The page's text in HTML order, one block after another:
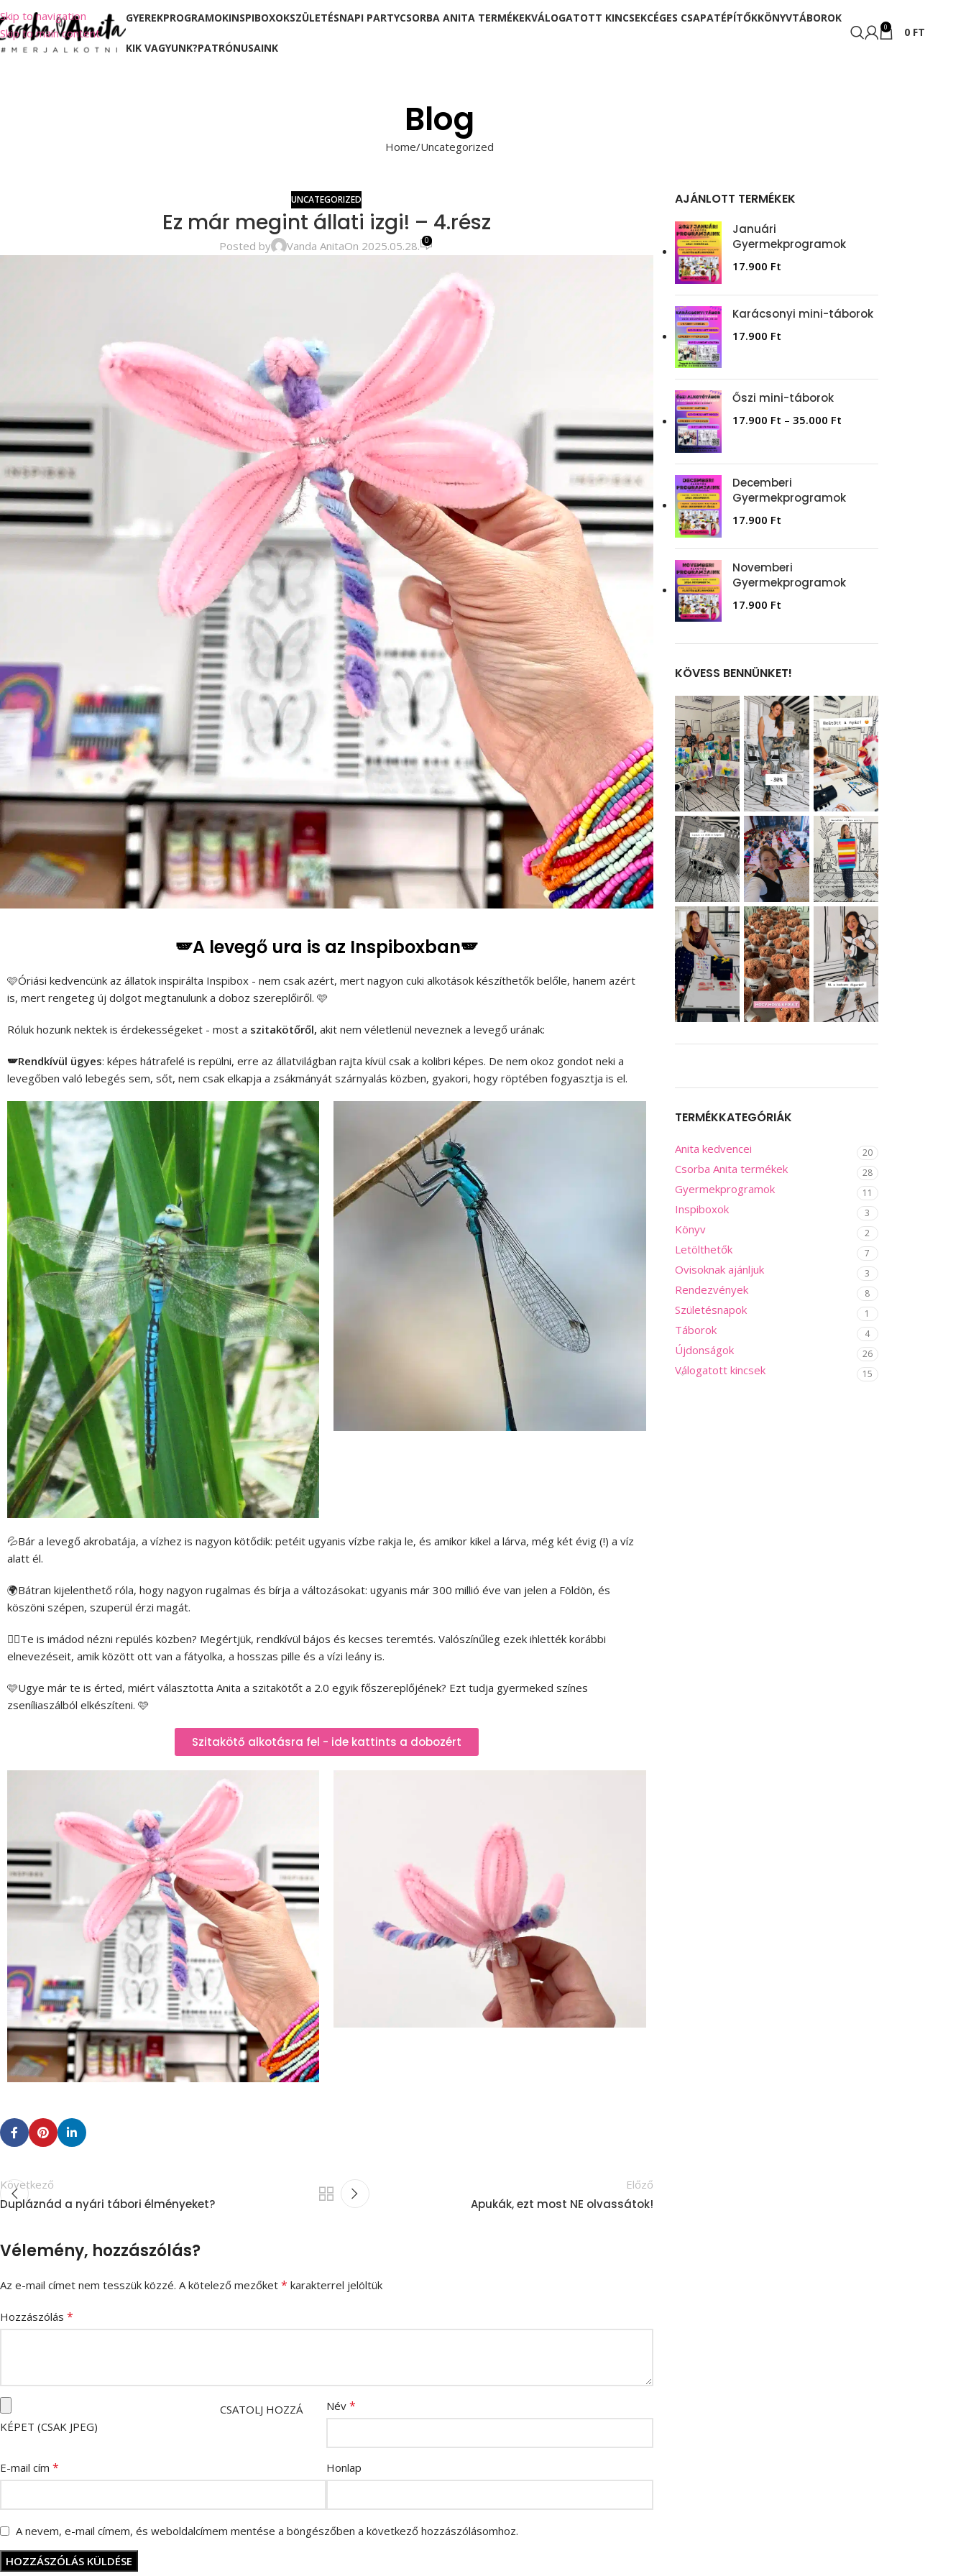
Skip to navigation
Skip to main content
GYEREKPROGRAMOKINSPIBOXOKSZÜLETÉSNAPI PARTYCSORBA ANITA TERMÉKEKVÁLOGATOTT KINCSEKCÉGES CSAPATÉPÍTŐKKÖNYVTÁBOROK
KIK VAGYUNK?PATRÓNUSAINK
0 0 FT
Blog
Home Uncategorized
UNCATEGORIZED
Ez már megint állati izgi! – 4.rész
Posted by Vanda AnitaOn 2025.05.28. 0
🪽A levegő ura is az Inspiboxban🪽
🩷Óriási kedvencünk az állatok inspirálta Inspibox - nem csak azért, mert nagyon cuki alkotások készíthetők belőle, hanem azért
is, mert rengeteg új dolgot megtanulunk a doboz szereplőiről. 🩷
Róluk hozunk nektek is érdekességeket - most a szitakötőről, akit nem véletlenül neveznek a levegő urának:
🪽Rendkívül ügyes: képes hátrafelé is repülni, erre az állatvilágban rajta kívül csak a kolibri képes. De nem okoz gondot neki a
levegőben való lebegés sem, sőt, nem csak elkapja a zsákmányát szárnyalás közben, gyakori, hogy röptében fogyasztja is el.
💦Bár a levegő akrobatája, a vízhez is nagyon kötődik: petéit ugyanis vízbe rakja le, és amikor kikel a lárva, még két évig (!) a víz
alatt él.
🌍Bátran kijelenthető róla, hogy nagyon rugalmas és bírja a változásokat: ugyanis már 300 millió éve van jelen a Földön, és
köszöni szépen, szuperül érzi magát.
🧚‍♀Te is imádod nézni repülés közben? Megértjük, rendkívül bájos és kecses teremtés. Valószínűleg ezek ihlették korábbi
elnevezéseit, amik között ott van a fátyolka, a hosszas pille és a vízi leány is.
🩷Ugye már te is érted, miért választotta Anita a szitakötőt a 2.0 egyik főszereplőjének? Ezt tudja gyermeked színes
zseníliaszálból elkészíteni. 🩷
Szitakötő alkotásra fel - ide kattints a dobozért
Következő
Dupláznád a nyári tábori élményeket?
Előző
Apukák, ezt most NE olvassátok!
Vélemény, hozzászólás?
Az e-mail címet nem tesszük közzé. A kötelező mezőket * karakterrel jelöltük
Hozzászólás *
CSATOLJ HOZZÁ
KÉPET (CSAK JPEG)
Név*
E-mail cím * Honlap
A nevem, e-mail címem, és weboldalcímem mentése a böngészőben a következő hozzászólásomhoz.
AJÁNLOTT TERMÉKEK
Januári
Gyermekprogramok
17.900 Ft
Karácsonyi mini-táborok
17.900 Ft
Őszi mini-táborok
17.900 Ft – 35.000 Ft
Decemberi
Gyermekprogramok
17.900 Ft
Novemberi
Gyermekprogramok
17.900 Ft
KÖVESS BENNÜNKET!
TERMÉKKATEGÓRIÁK
Anita kedvencei 20
Csorba Anita termékek 28
Gyermekprogramok 11
Inspiboxok 3
Könyv 2
Letölthetők 7
Ovisoknak ajánljuk 3
Rendezvények 8
Születésnapok 1
Táborok 4
Újdonságok 26
Válogatott kincsek 15